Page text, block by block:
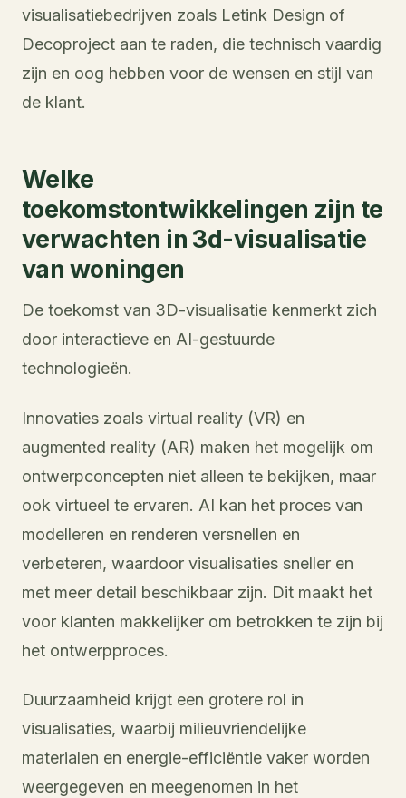
visualisatiebedrijven zoals Letink Design of
Decoproject aan te raden, die technisch vaardig
zijn en oog hebben voor de wensen en stijl van
de klant.
Welke
toekomstontwikkelingen zijn te
verwachten in 3d-visualisatie
van woningen
De toekomst van 3D-visualisatie kenmerkt zich
door interactieve en AI-gestuurde
technologieën.
Innovaties zoals virtual reality (VR) en
augmented reality (AR) maken het mogelijk om
ontwerpconcepten niet alleen te bekijken, maar
ook virtueel te ervaren. AI kan het proces van
modelleren en renderen versnellen en
verbeteren, waardoor visualisaties sneller en
met meer detail beschikbaar zijn. Dit maakt het
voor klanten makkelijker om betrokken te zijn bij
het ontwerpproces.
Duurzaamheid krijgt een grotere rol in
visualisaties, waarbij milieuvriendelijke
materialen en energie-efficiëntie vaker worden
weergegeven en meegenomen in het